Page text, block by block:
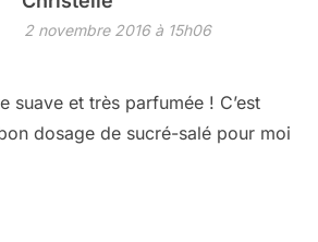
2 novembre 2016 à 15h06
suave et très parfumée ! C’est
dosage de sucré-salé pour moi